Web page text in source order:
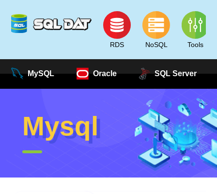
RDS NoSQL Tools
MySQL Oracle SQL Server
Mysql